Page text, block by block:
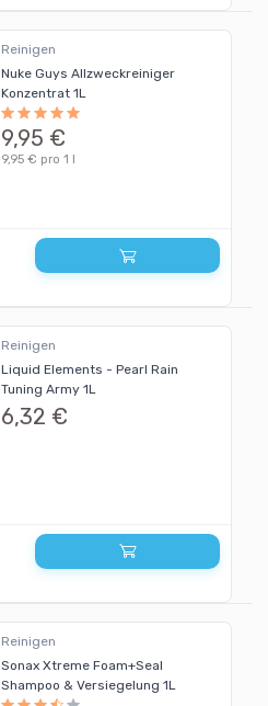
Reinigen
Nuke Guys Allzweckreiniger
Konzentrat 1L
9,95 €
9,95 € pro 1 l
Reinigen
Liquid Elements - Pearl Rain
Tuning Army 1L
6,32 €
Reinigen
Sonax Xtreme Foam+Seal
Shampoo & Versiegelung 1L